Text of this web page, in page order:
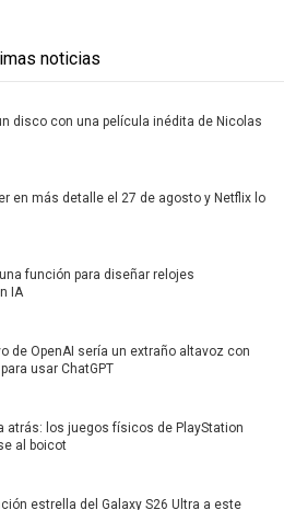
noticias
disco con una película inédita de Nicolas
en más detalle el 27 de agosto y Netflix lo
función para diseñar relojes
IA
de OpenAI sería un extraño altavoz con
usar ChatGPT
atrás: los juegos físicos de PlayStation
al boicot
estrella del Galaxy S26 Ultra a este